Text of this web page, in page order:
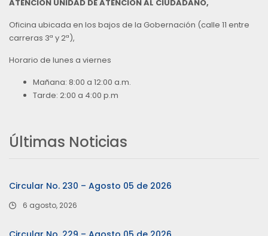
ATENCIÓN UNIDAD DE ATENCIÓN AL CIUDADANO,
Oficina ubicada en los bajos de la Gobernación (calle 11 entre
carreras 3ª y 2ª),
Horario de lunes a viernes
Mañana: 8:00 a 12:00 a.m.
Tarde: 2:00 a 4:00 p.m
Últimas Noticias
Circular No. 230 – Agosto 05 de 2026
6 agosto, 2026